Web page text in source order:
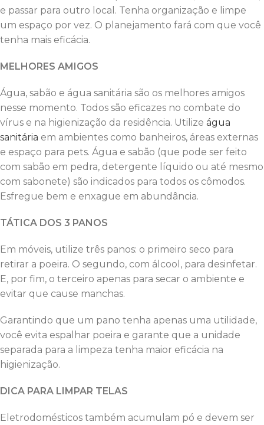
e passar para outro local. Tenha organização e limpe
um espaço por vez. O planejamento fará com que você
tenha mais eficácia.
MELHORES AMIGOS
Água, sabão e água sanitária são os melhores amigos
nesse momento. Todos são eficazes no combate do
vírus e na higienização da residência. Utilize água
sanitária em ambientes como banheiros, áreas externas
e espaço para pets. Água e sabão (que pode ser feito
com sabão em pedra, detergente líquido ou até mesmo
com sabonete) são indicados para todos os cômodos.
Esfregue bem e enxague em abundância.
TÁTICA DOS 3 PANOS
Em móveis, utilize três panos: o primeiro seco para
retirar a poeira. O segundo, com álcool, para desinfetar.
E, por fim, o terceiro apenas para secar o ambiente e
evitar que cause manchas.
Garantindo que um pano tenha apenas uma utilidade,
você evita espalhar poeira e garante que a unidade
separada para a limpeza tenha maior eficácia na
higienização.
DICA PARA LIMPAR TELAS
Eletrodomésticos também acumulam pó e devem ser